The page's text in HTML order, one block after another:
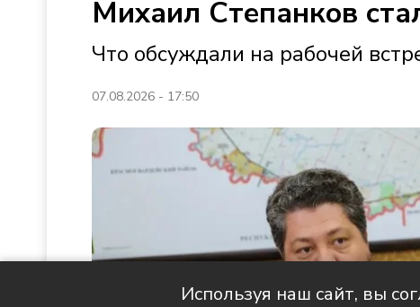
Михаил Степанков
Что обсуждали на рабочей
07.08.2026 - 17:50
Используя наш сайт, вы